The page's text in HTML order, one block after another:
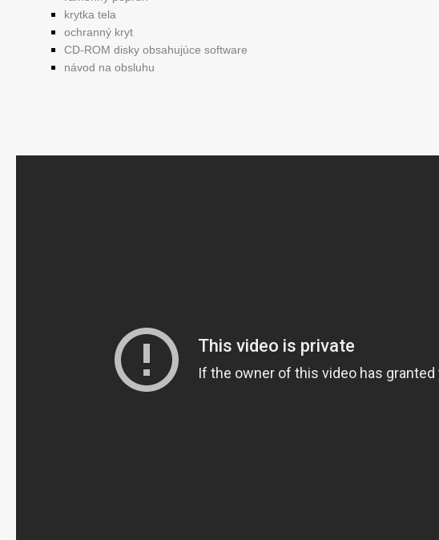
krytka tela
ochranný kryt
CD-ROM disky obsahujúce software
návod na obsluhu